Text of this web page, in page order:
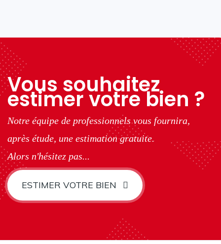
Vous souhaitez
estimer votre bien ?
Notre équipe de professionnels vous fournira,
après étude, une estimation gratuite.
Alors n'hésitez pas...
ESTIMER VOTRE BIEN